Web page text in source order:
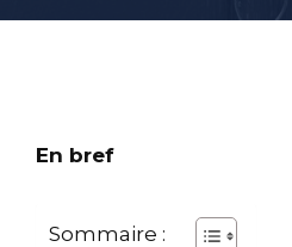
En bref
Sommaire :